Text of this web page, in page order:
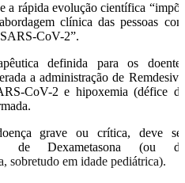
a rápida evolução científica “impõe
clínica das pessoas com
CoV-2”.
definida para os doentes
a administração de Remdesivir
CoV-2 e hipoxemia (défice de
grave ou crítica, deve ser
de Dexametasona (ou de
sobretudo em idade pediátrica).